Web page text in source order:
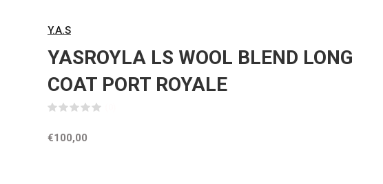
Y.A.S
YASROYLA LS WOOL BLEND LONG
COAT PORT ROYALE
€100,00